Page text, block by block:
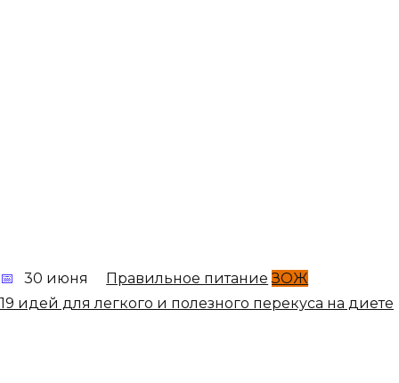
30 июня Правильное питание ЗОЖ
19 идей для легкого и полезного перекуса на диете